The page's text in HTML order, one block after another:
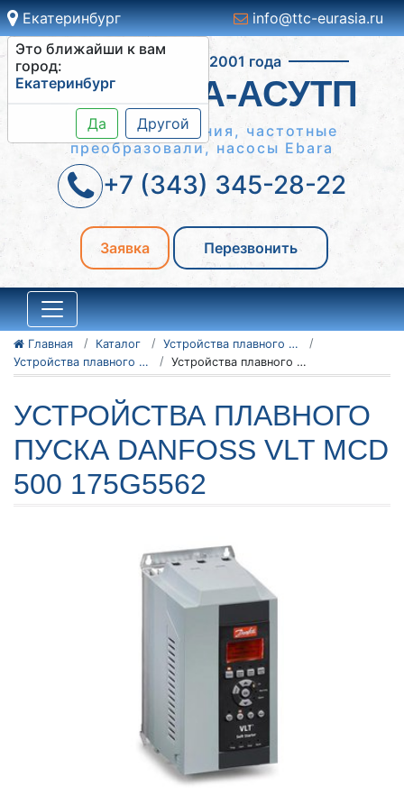
Екатеринбург
Это ближайши к вам
город:
Екатеринбург
Да Другой
info@ttc-eurasia.ru
Работаем с 2001 года
СИСТЕМА-АСУТП
Шкафы управления, частотные
преобразовали, насосы Ebara
+7 (343) 345-28-22
Заявка Перезвонить
Главная Каталог
Устройства плавного пуска Danfoss
Устройства плавного пуска Danfoss серии VLT MCD 500
Устройства плавного пуска Danfoss VLT MCD 500 175G5562
УСТРОЙСТВА ПЛАВНОГО
ПУСКА DANFOSS VLT MCD
500 175G5562